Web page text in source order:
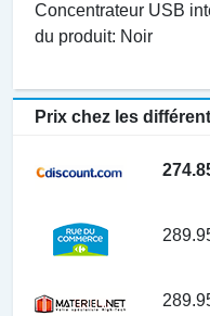
Concentrateur USB
du produit: Noir
Prix chez les